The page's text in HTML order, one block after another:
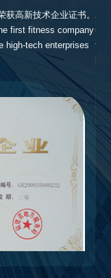
获高新技术企业证书。
first fitness company
high-tech enterprises
ug